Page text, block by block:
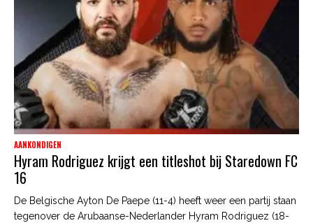
AANKONDIGEN
Hyram Rodriguez krijgt een titleshot bij Staredown FC
16
De Belgische Ayton De Paepe (11-4) heeft weer een partij staan
tegenover de Arubaanse-Nederlander Hyram Rodriguez (18-